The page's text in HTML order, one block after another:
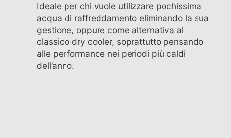
Ideale per chi vuole utilizzare pochissima
acqua di raffreddamento eliminando la sua
gestione, oppure come alternativa al
classico dry cooler, soprattutto pensando
alle performance nei periodi più caldi
dell’anno.